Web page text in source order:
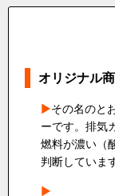
オリジナル
その名のと
ーです。排気
燃料が濃い（
判断していま